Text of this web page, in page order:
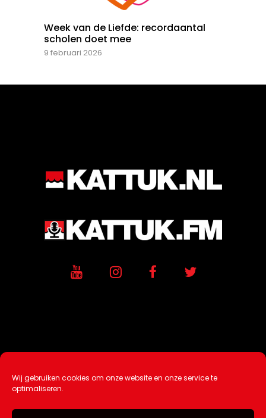
Wij gebruiken cookies om onze website en onze service te
optimaliseren.
Week van de Liefde: recordaantal
scholen doet mee
9 februari 2026
Ontwikkeling / Hosting doorAtSea